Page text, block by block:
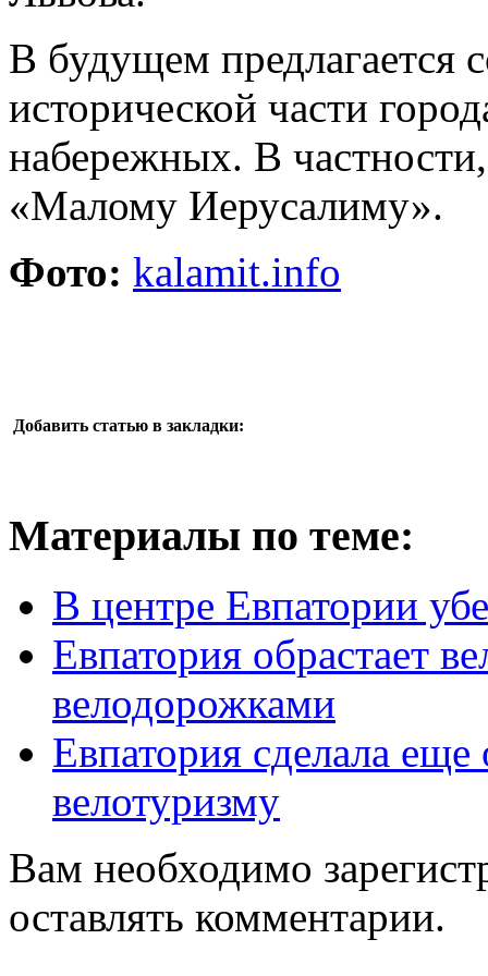
В будущем предлагается
исторической части
набережных. В
«Малому Иерусалиму».
Фото: kalamit.info
Добавить статью в закладки:
Материалы по теме:
В центре Евпатории
Евпатория обрастает
велодорожками
Евпатория сделала
велотуризму
Вам необходимо
оставлять комментарии.